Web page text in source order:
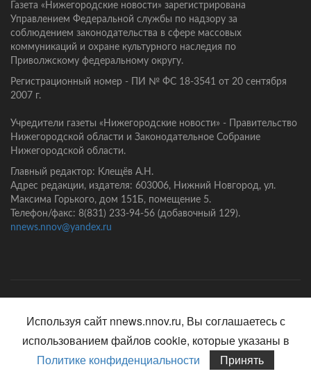
Газета «Нижегородские новости» зарегистрирована
Управлением Федеральной службы по надзору за
соблюдением законодательства в сфере массовых
коммуникаций и охране культурного наследия по
Приволжскому федеральному округу.
Регистрационный номер - ПИ № ФС 18-3541 от 20 сентября
2007 г.
Учредители газеты «Нижегородские новости» - Правительство
Нижегородской области и Законодательное Собрание
Нижегородской области.
Главный редактор: Клещёв А.Н.
Адрес редакции, издателя: 603006, Нижний Новгород, ул.
Максима Горького, дом 151Б, помещение 5.
Телефон/факс: 8(831) 233-94-56 (добавочный 129).
nnews.nnov@yandex.ru
Используя сайт nnews.nnov.ru, Вы соглашаетесь с
использованием файлов cookie, которые указаны в
Политике конфиденциальности
Принять